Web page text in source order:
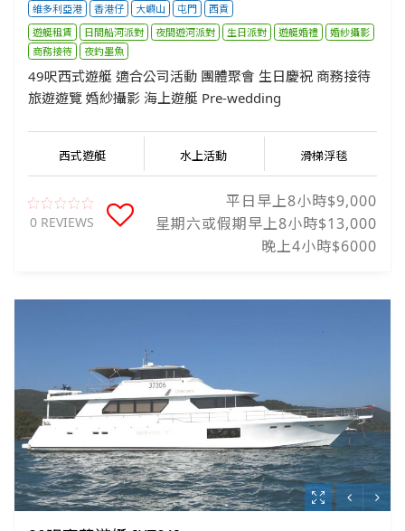
維多利亞港 香港仔 大嶼山 屯門
西貢
遊艇租賃
日間船河派對 夜間遊河派對 生日派對 遊艇婚禮
婚紗攝影
商務接待
夜釣墨魚
49呎西式遊艇 適合公司活動 團體聚會 生日慶祝 商務接待
旅遊遊覽 婚紗攝影 海上遊艇 Pre-wedding
西式遊艇 水上活動 滑梯浮毯
0 REVIEWS
平日早上8小時$9,000
星期六或假期早上8小時$13,000
晚上4小時$6000